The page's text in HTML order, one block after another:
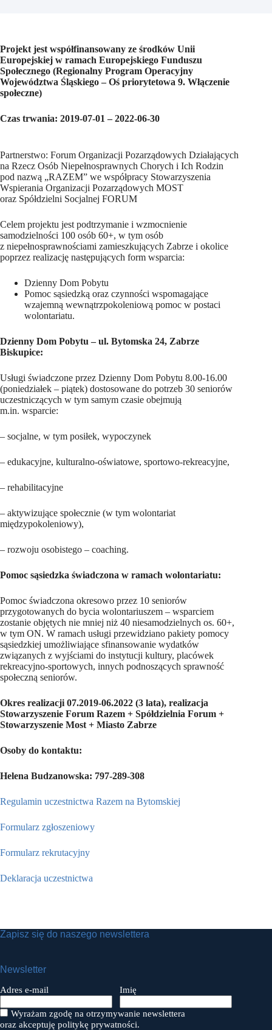
Projekt jest współfinansowany ze środków Unii
Europejskiej w ramach Europejskiego Funduszu
Społecznego (Regionalny Program Operacyjny
Województwa Śląskiego – Oś priorytetowa 9. Włączenie
społeczne)
Czas trwania: 2019-07-01 – 2022-06-30
Partnerstwo: Forum Organizacji Pozarządowych Działających
na Rzecz Osób Niepełnosprawnych Chorych i Ich Rodzin
pod nazwą „RAZEM” we współpracy Stowarzyszenia
Wspierania Organizacji Pozarządowych MOST
oraz Spółdzielni Socjalnej FORUM
Celem projektu jest podtrzymanie i wzmocnienie
samodzielności 100 osób 60+, w tym osób
z niepełnosprawnościami zamieszkujących Zabrze i okolice
poprzez realizację następujących form wsparcia:
Dzienny Dom Pobytu
Pomoc sąsiedzką oraz czynności wspomagające
wzajemną wewnątrzpokoleniową pomoc w postaci
wolontariatu.
Dzienny Dom Pobytu – ul. Bytomska 24, Zabrze
Biskupice:
Usługi świadczone przez Dzienny Dom Pobytu 8.00-16.00
(poniedziałek – piątek) dostosowane do potrzeb 30 seniorów
uczestniczących w tym samym czasie obejmują
m.in. wsparcie:
– socjalne, w tym posiłek, wypoczynek
– edukacyjne, kulturalno-oświatowe, sportowo-rekreacyjne,
– rehabilitacyjne
– aktywizujące społecznie (w tym wolontariat
międzypokoleniowy),
– rozwoju osobistego – coaching.
Pomoc sąsiedzka świadczona w ramach wolontariatu:
Pomoc świadczona okresowo przez 10 seniorów
przygotowanych do bycia wolontariuszem – wsparciem
zostanie objętych nie mniej niż 40 niesamodzielnych os. 60+,
w tym ON. W ramach usługi przewidziano pakiety pomocy
sąsiedzkiej umożliwiające sfinansowanie wydatków
związanych z wyjściami do instytucji kultury, placówek
rekreacyjno-sportowych, innych podnoszących sprawność
społeczną seniorów.
Okres realizacji 07.2019-06.2022 (3 lata), realizacja
Stowarzyszenie Forum Razem + Spółdzielnia Forum +
Stowarzyszenie Most + Miasto Zabrze
Osoby do kontaktu:
Helena Budzanowska: 797-289-308
Regulamin uczestnictwa Razem na Bytomskiej
Formularz zgłoszeniowy
Formularz rekrutacyjny
Deklaracja uczestnictwa
Zapisz się do naszego newslettera
Newsletter
Adres e-mail Imię
Wyrażam zgodę na otrzymywanie newslettera
oraz akceptuję politykę prywatności.